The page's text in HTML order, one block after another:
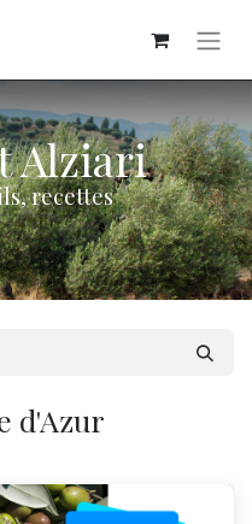
Alziari
recettes
d'Azur